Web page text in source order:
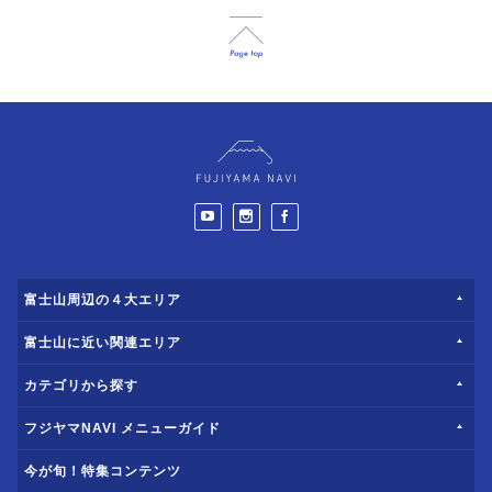
富士山周辺の４大エリア
富士山に近い関連エリア
カテゴリから探す
フジヤマNAVI メニューガイド
今が旬！特集コンテンツ